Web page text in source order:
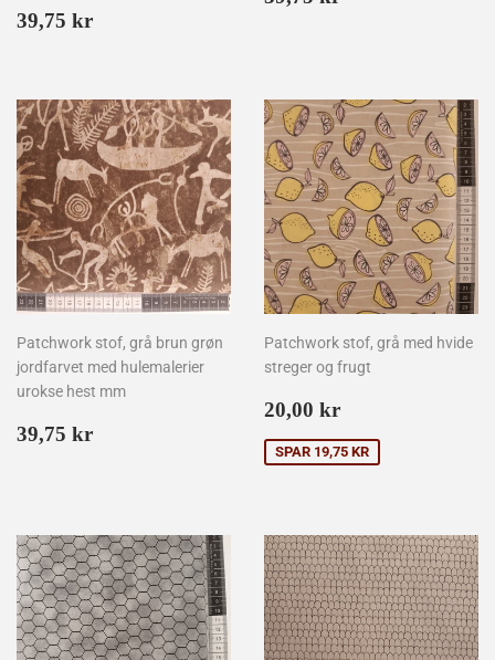
Normalpris
39,75 kr
Patchwork stof, grå brun grøn
jordfarvet med hulemalerier
urokse hest mm
Normalpris
39,75 kr
Patchwork stof, grå med hvide
streger og frugt
Udsalgspris
20,00 kr
kr
SPAR 19,75 KR